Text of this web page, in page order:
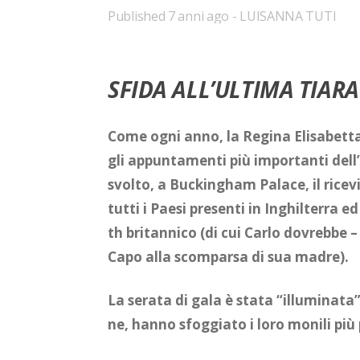
Published 7 anni ago LUISANNA TUTI
SFIDA ALL’ULTIMA TIARA
Come ogni anno, la Re­gi­na
gli ap­pun­ta­men­ti più im­por­tan­ti
svol­to, a Buc­kin­gham Pa­la­ce, il
tut­ti i Pae­si pre­sen­ti in In­ghil­ter­ra
th bri­tan­ni­co (di cui Car­lo do­vreb­be
Capo alla scom­par­sa di sua ma­dre).
La se­ra­ta di gala è sta­ta
ne, han­no sfog­gia­to i loro mo­ni­li più